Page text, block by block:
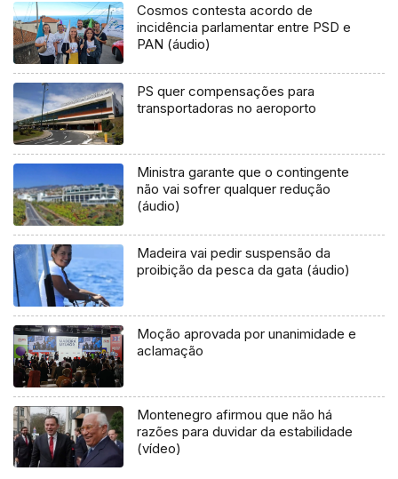
Cosmos contesta acordo de
incidência parlamentar entre PSD e
PAN (áudio)
PS quer compensações para
transportadoras no aeroporto
Ministra garante que o contingente
não vai sofrer qualquer redução
(áudio)
Madeira vai pedir suspensão da
proibição da pesca da gata (áudio)
Moção aprovada por unanimidade e
aclamação
Montenegro afirmou que não há
razões para duvidar da estabilidade
(vídeo)